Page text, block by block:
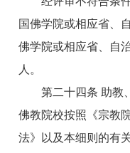
国佛学院或相应省、
佛学院或相应省、自
人。
第二十四条 助教、
佛教院校按照《宗教
法》以及本细则的有